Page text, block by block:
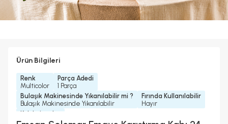
Ürün Bilgileri
Renk
Multicolor
Parça Adedi
1 Parça
Bulaşık Makinesinde Yıkanılabilir mi ?
Bulaşık Makinesinde Yıkanılabilir
Fırında Kullanılabilir
Hayır
Koleksiyonlar
Solemar